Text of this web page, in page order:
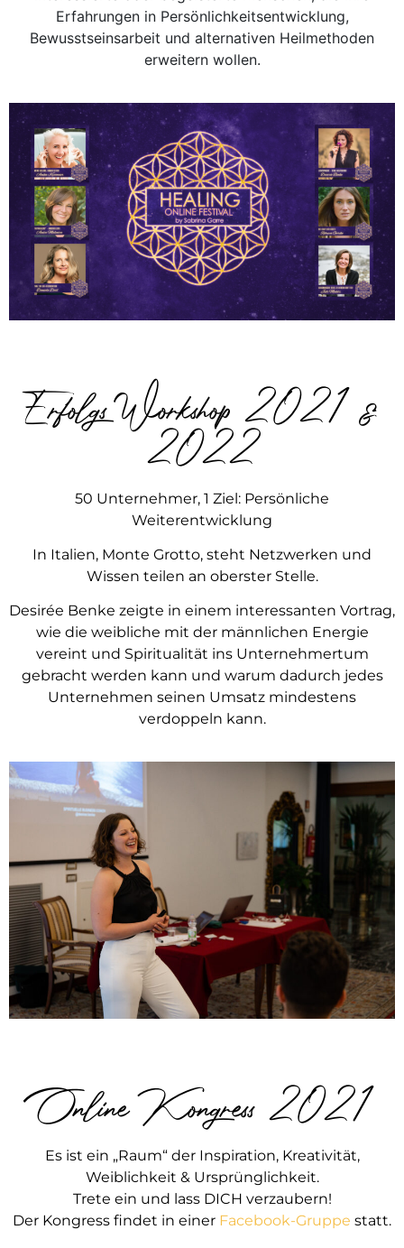
Erfahrungen in Persönlichkeitsentwicklung,
Bewusstseinsarbeit und alternativen Heilmethoden
erweitern wollen.
Erfolgs Workshop 2021 &
2022
50 Unternehmer, 1 Ziel: Persönliche
Weiterentwicklung
In Italien, Monte Grotto, steht Netzwerken und
Wissen teilen an oberster Stelle.
Desirée Benke zeigte in einem interessanten Vortrag,
wie die weibliche mit der männlichen Energie
vereint und Spiritualität ins Unternehmertum
gebracht werden kann und warum dadurch jedes
Unternehmen seinen Umsatz mindestens
verdoppeln kann.
Online Kongress 2021
Es ist ein „Raum“ der Inspiration, Kreativität,
Weiblichkeit & Ursprünglichkeit.
Trete ein und lass DICH verzaubern!
Der Kongress findet in einer Facebook-Gruppe statt.